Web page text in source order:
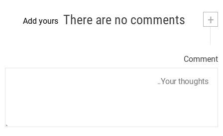
+
Add yours
Comment